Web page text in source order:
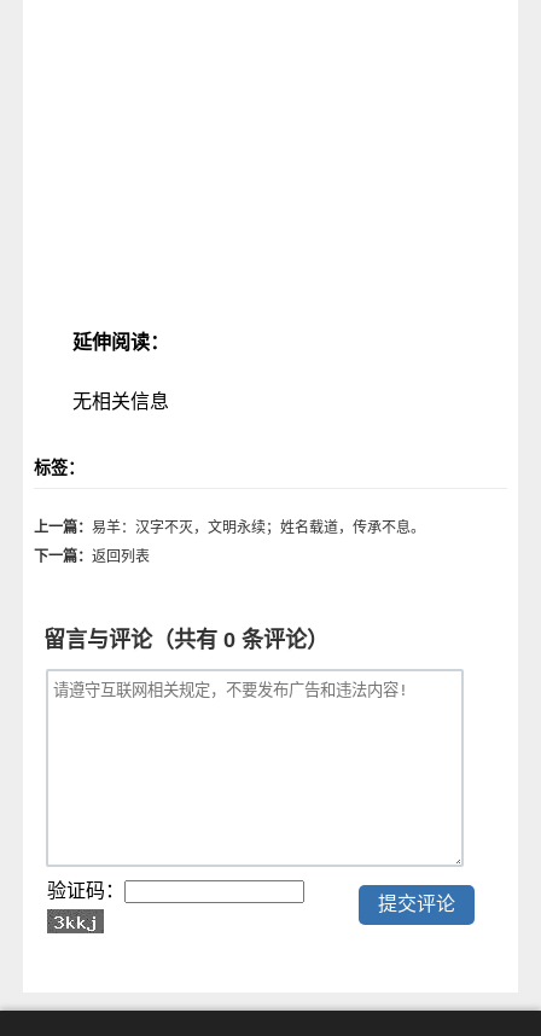
延伸阅读：
无相关信息
标签：
上一篇： 易羊：汉字不灭，文明永续；姓名载道，传承不息。
下一篇： 返回列表
留言与评论（共有 0 条评论）
验证码：